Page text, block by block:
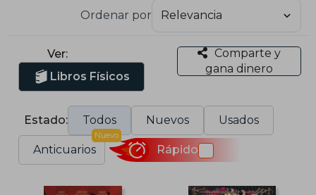
Ordenar por
Ver:
Libros Físicos
Comparte y
gana dinero
Estado: Todos Nuevos Usados
Anticuarios
Nuevo
Rápido